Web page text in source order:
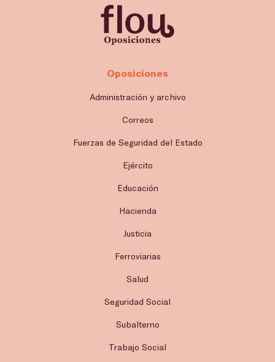
Oposiciones
Administración y archivo
Correos
Fuerzas de Seguridad del Estado
Ejército
Educación
Hacienda
Justicia
Ferroviarias
Salud
Seguridad Social
Subalterno
Trabajo Social